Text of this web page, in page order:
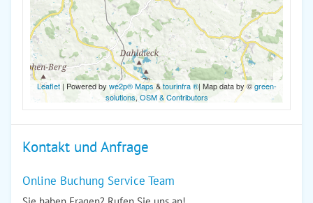
Leaflet| Powered bywe2p® Maps&tourinfra ®| Map data by ©green-
solutions,OSM & Contributors
Kontakt und Anfrage
Online Buchung Service Team